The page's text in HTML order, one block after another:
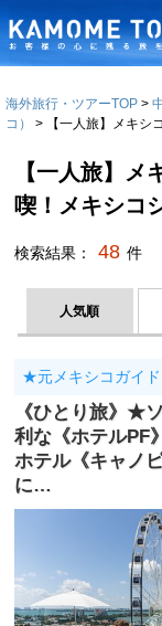
海外旅行・ツアーTOP
コ）
【一人旅】メキ
【一人旅】
喫！メキシコ
検索結果： 48 件
人気順
★元メキシコガイド
《ひとり旅》★
利な《ホテルPF
ホテル《キャノ
に…